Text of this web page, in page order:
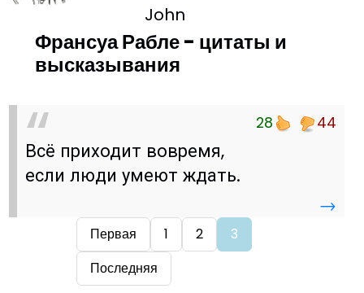
John
Франсуа Рабле - цитаты и
высказывания
28 44
Всё приходит вовремя,
если люди умеют ждать.
→
Первая 1 2
3
Последняя